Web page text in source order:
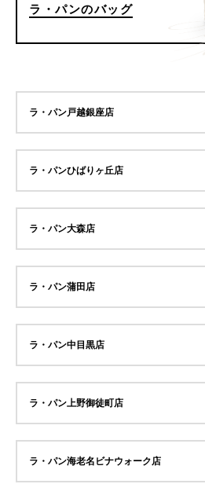
ラ・パンのバッグ
ラ・パン戸越銀座店
ラ・パンひばりヶ丘店
ラ・パン大森店
ラ・パン蒲田店
ラ・パン中目黒店
ラ・パン上野御徒町店
ラ・パン海老名ビナウォーク店